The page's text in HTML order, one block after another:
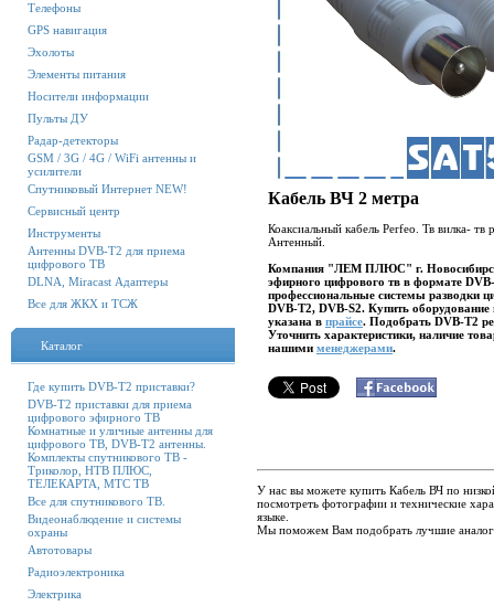
Телефоны
GPS навигация
Эхолоты
Элементы питания
Носители информации
Пульты ДУ
Радар-детекторы
GSM / 3G / 4G / WiFi антенны и
усилители
Спутниковый Интернет NEW!
Сервисный центр
Инструменты
Антенны DVB-T2 для приема
цифрового ТВ
DLNA, Miracast Адаптеры
Все для ЖКХ и ТСЖ
Каталог
Где купить DVB-T2 приставки?
DVB-T2 приставки для приема
цифрового эфирного ТВ
Комнатные и уличные антенны для
цифрового ТВ, DVB-T2 антенны.
Комплекты спутникового ТВ -
Триколор, НТВ ПЛЮС,
ТЕЛЕКАРТА, МТС ТВ
Все для спутникового ТВ.
Видеонаблюдение и системы
охраны
Автотовары
Радиоэлектроника
Электрика
Кабель ВЧ 2 метра
Коаксиальный кабель Perfeo. Тв вилка- тв
Антенный.
Компания "ЛЕМ ПЛЮС" г. Новосибирск
эфирного цифрового тв в формате
профессиональные системы разводки
DVB-T2, DVB-S2. Купить
указана в прайсе. Подобрать DVB-T2
Уточнить характеристики, наличие
нашими менеджерами.
У нас вы можете купить Кабель ВЧ по
посмотреть фотографии и технические
языке.
Мы поможем Вам подобрать лучшие